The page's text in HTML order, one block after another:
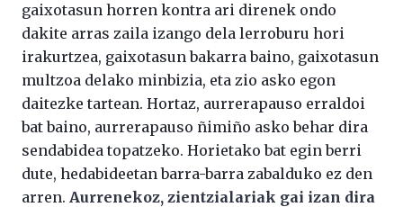
gaixotasun horren kontra ari direnek ondo
dakite arras zaila izango dela lerroburu hori
irakurtzea, gaixotasun bakarra baino, gaixotasun
multzoa delako minbizia, eta zio asko egon
daitezke tartean. Hortaz, aurrerapauso erraldoi
bat baino, aurrerapauso ñimiño asko behar dira
sendabidea topatzeko. Horietako bat egin berri
dute, hedabideetan barra-barra zabalduko ez den
arren. Aurrenekoz, zientzialariak gai izan dira